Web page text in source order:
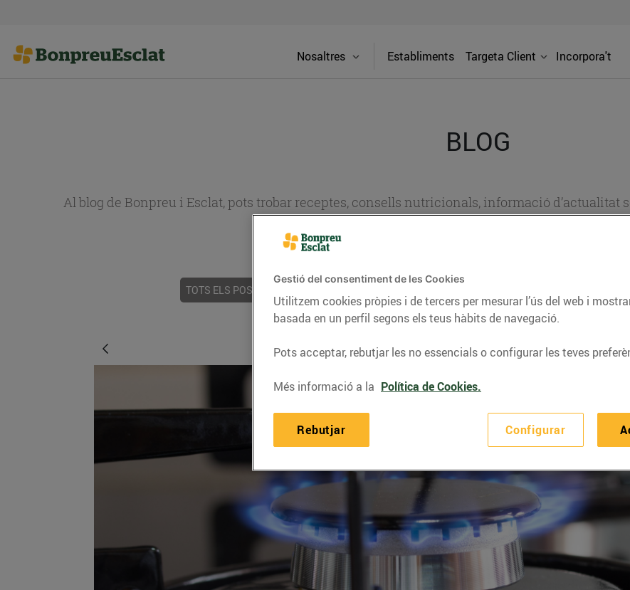
Nosaltres Establiments Targeta Client Incorpora't
BLOG
Al blog de Bonpreu i Esclat, pots trobar receptes, consells nutricionals, informació d’actualitat
TOTS ELS POSTS
Gestió del consentiment de les Cookies
Utilitzem cookies pròpies i de tercers per mesurar l’ús del web i
basada en un perfil segons els teus hàbits de navegació.
Pots acceptar, rebutjar les no essencials o configurar les teves
Més informació a la Política de Cookies.
Configurar
Rebutjar